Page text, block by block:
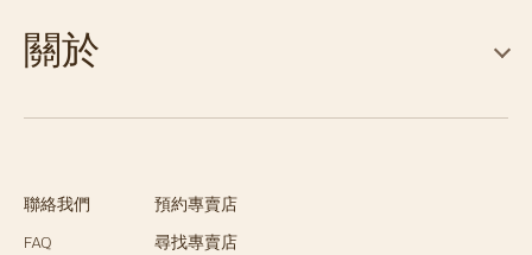
聯絡我們
預約專賣店
FAQ
尋找專賣店
關於